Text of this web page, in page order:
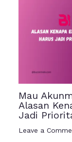
Mau
Alasan
Jadi
Leave a